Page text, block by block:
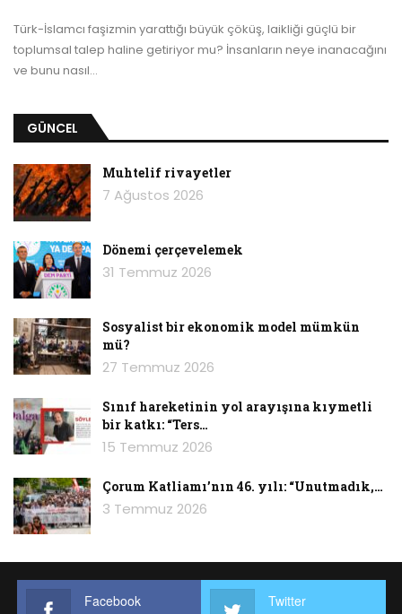
Türk-İslamcı faşizmin yarattığı büyük çöküş, laikliği güçlü bir
toplumsal talep haline getiriyor mu? İnsanların neye inanacağını
ve bunu nasıl…
GÜNCEL
Muhtelif rivayetler
7 Ağustos 2026
Dönemi çerçevelemek
31 Temmuz 2026
Sosyalist bir ekonomik model mümkün
mü?
27 Temmuz 2026
Sınıf hareketinin yol arayışına kıymetli
bir katkı: “Ters…
15 Temmuz 2026
Çorum Katliamı’nın 46. yılı: “Unutmadık,…
3 Temmuz 2026
Facebook Twitter